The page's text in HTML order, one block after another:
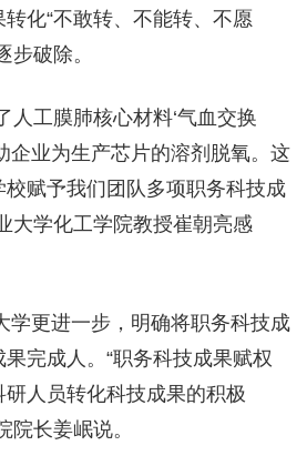
化“不敢转、不能转、不愿
步破除。
人工膜肺核心材料‘气血交换
企业为生产芯片的溶剂脱氧。这
赋予我们团队多项职务科技成
大学化工学院教授崔朝亮感
学更进一步，明确将职务科技成
完成人。“职务科技成果赋权
人员转化科技成果的积极
院长姜岷说。